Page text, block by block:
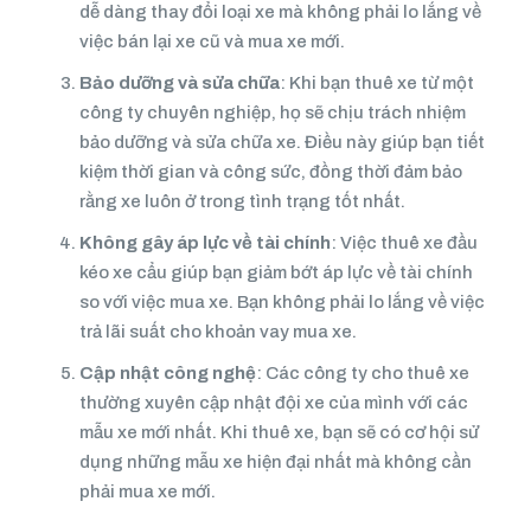
dễ dàng thay đổi loại xe mà không phải lo lắng về
việc bán lại xe cũ và mua xe mới.
Bảo dưỡng và sửa chữa: Khi bạn thuê xe từ một
công ty chuyên nghiệp, họ sẽ chịu trách nhiệm
bảo dưỡng và sửa chữa xe. Điều này giúp bạn tiết
kiệm thời gian và công sức, đồng thời đảm bảo
rằng xe luôn ở trong tình trạng tốt nhất.
Không gây áp lực về tài chính: Việc thuê xe đầu
kéo xe cẩu giúp bạn giảm bớt áp lực về tài chính
so với việc mua xe. Bạn không phải lo lắng về việc
trả lãi suất cho khoản vay mua xe.
Cập nhật công nghệ: Các công ty cho thuê xe
thường xuyên cập nhật đội xe của mình với các
mẫu xe mới nhất. Khi thuê xe, bạn sẽ có cơ hội sử
dụng những mẫu xe hiện đại nhất mà không cần
phải mua xe mới.